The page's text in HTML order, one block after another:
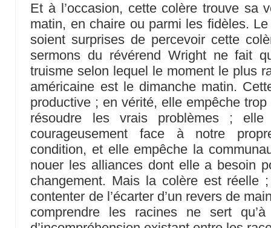
Et à l’occasion, cette colère trouve sa
matin, en chaire ou parmi les fidèles.
soient surprises de percevoir cette
sermons du révérend Wright ne fait
truisme selon lequel le moment le plus
américaine est le dimanche matin.
productive ; en vérité, elle empêche
résoudre les vrais problèmes ;
courageusement face à notre
condition, et elle empêche la
nouer les alliances dont elle a besoin
changement. Mais la colère est réelle
contenter de l’écarter d’un revers de
comprendre les racines ne sert